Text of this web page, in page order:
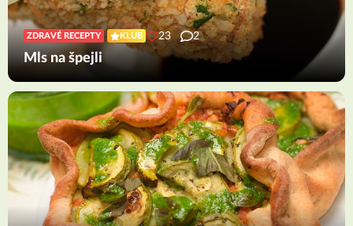
ZDRAVÉ RECEPTY KLUB 23 2
Mls na špejli